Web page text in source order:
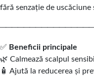
fără senzație de
✅ Beneficii principale
🌿 Calmează scalpul
🧴 Ajută la reducerea și